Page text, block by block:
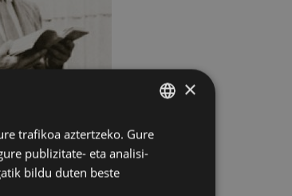
BASQUE
SPANISH
×
trafikoa aztertzeko. Gure
publizitate- eta analisi-
bildu duten beste